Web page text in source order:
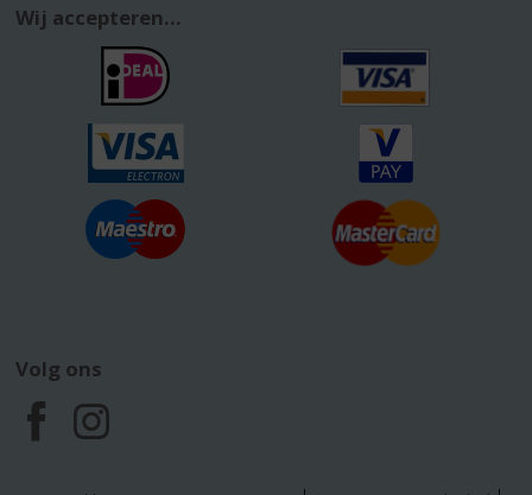
Wij accepteren...
Volg ons
F
I
n